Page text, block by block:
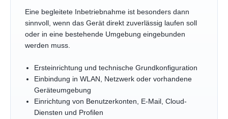
Eine begleitete Inbetriebnahme ist besonders dann
sinnvoll, wenn das Gerät direkt zuverlässig laufen soll
oder in eine bestehende Umgebung eingebunden
werden muss.
Ersteinrichtung und technische Grundkonfiguration
Einbindung in WLAN, Netzwerk oder vorhandene
Geräteumgebung
Einrichtung von Benutzerkonten, E-Mail, Cloud-
Diensten und Profilen